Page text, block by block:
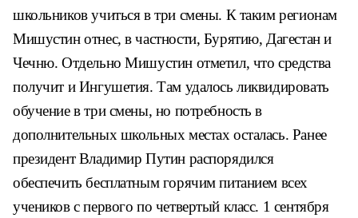
школьников учиться в три смены. К таким регионам
Мишустин отнес, в частности, Бурятию, Дагестан и
Чечню. Отдельно Мишустин отметил, что средства
получит и Ингушетия. Там удалось ликвидировать
обучение в три смены, но потребность в
дополнительных школьных местах осталась. Ранее
президент Владимир Путин распорядился
обеспечить бесплатным горячим питанием всех
учеников с первого по четвертый класс. 1 сентября